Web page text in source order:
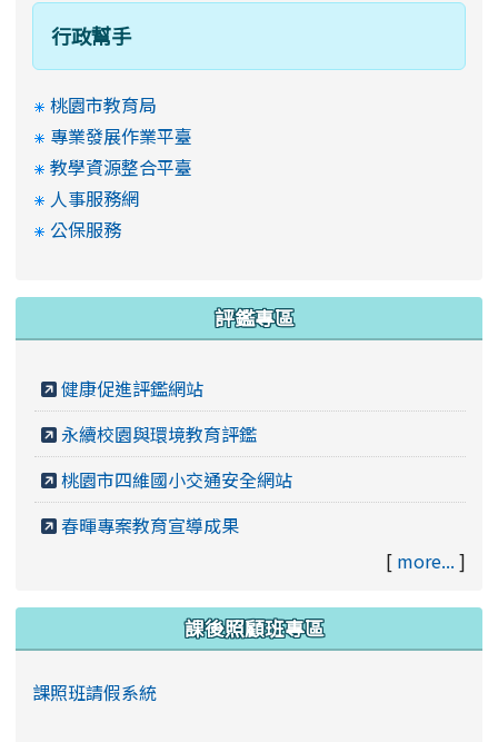
行政幫手
桃園市教育局
專業發展作業平臺
教學資源整合平臺
人事服務網
公保服務
評鑑專區
健康促進評鑑網站
永續校園與環境教育評鑑
桃園市四維國小交通安全網站
春暉專案教育宣導成果
[ more... ]
課後照顧班專區
課照班請假系統